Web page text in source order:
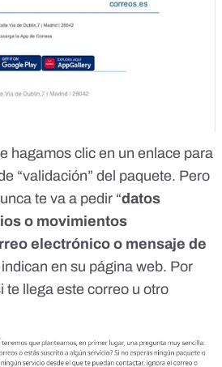
hagamos clic en un enlace para
“validación” del paquete. Pero
te va a pedir “datos
o movimientos
electrónico o mensaje de
en su página web. Por
te llega este correo u otro